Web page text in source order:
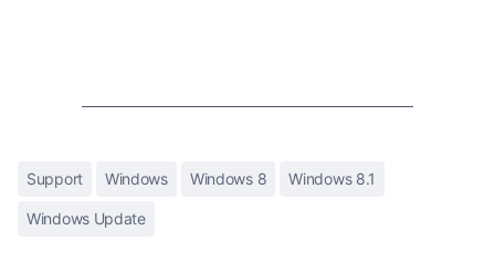
Support Windows Windows 8 Windows 8.1
Windows Update